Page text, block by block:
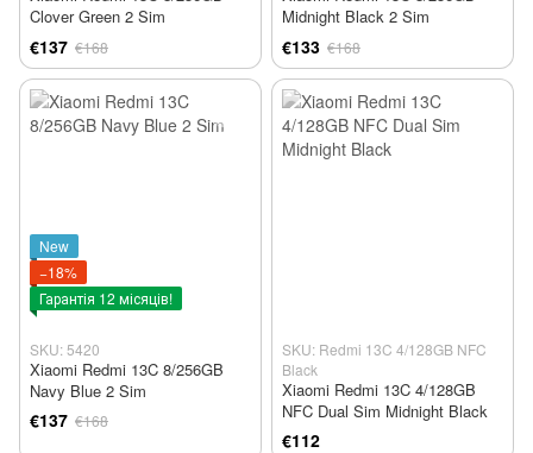
Clover Green 2 Sim
€137 €168
Midnight Black 2 Sim
€133 €168
New
−18%
Гарантія 12 місяців!
SKU: 5420
Xiaomi Redmi 13C 8/256GB
Navy Blue 2 Sim
€137 €168
SKU: Redmi 13C 4/128GB NFC
Black
Xiaomi Redmi 13C 4/128GB
NFC Dual Sim Midnight Black
€112